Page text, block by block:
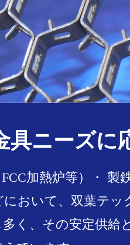
具ニーズに
加熱炉等）・ 製
おいて、双葉テ
多く、その安定供